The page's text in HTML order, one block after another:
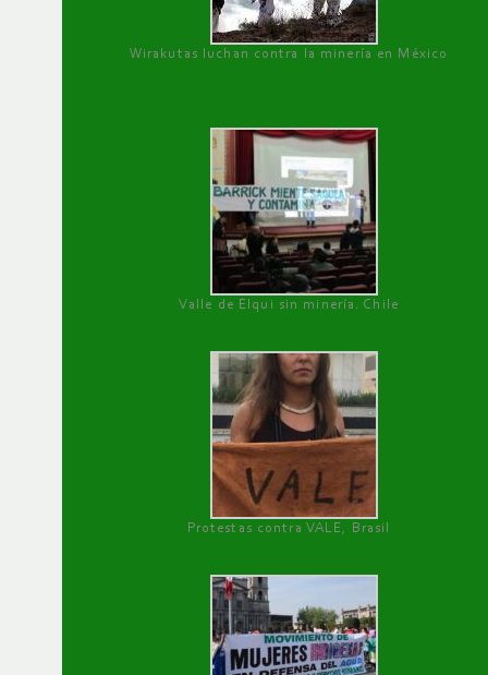
Wirakutas luchan contra la minería en México
Valle de Elqui sin minería. Chile
Protestas contra VALE, Brasil